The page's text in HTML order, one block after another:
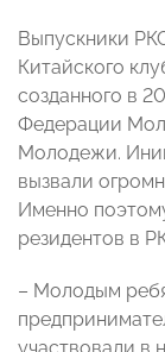
Выпускники
Китайского
созданного в
Федерации
Молодежи.
вызвали
Именно
резидентов в
– Молодым